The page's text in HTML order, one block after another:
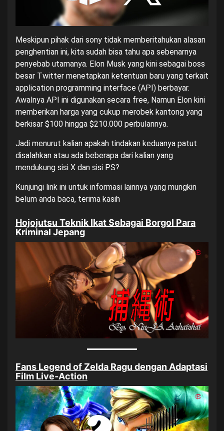
Meskipun pihak dari sony tidak memberitahukan alasan
penghentian ini, kita sudah bisa tahu apa sebenarnya
penyebab utamanya. Elon Musk yang kini sebagai boss
besar Twitter menetapkan ketentuan baru yang terkait
application programming interface (API) berbayar.
Awalnya API ini digunakan secara free, Namun Elon kini
memberikan harga yang cukup merobek kantong yang
berkisar $100 hingga $210.000 perbulannya.
Jadi menurut kalian apakah tindakan keduanya patut
disalahkan atau ada beberapa dari kalian yang
mendukung sisi X dan sisi PS?
Kunjungi link ini untuk informasi lainnya yang mungkin
belum anda baca, terima kasih
Hojojutsu Teknik Ikat Sebagai Borgol Para
Kriminal Jepang
Fans Legend of Zelda Ragu dengan Adaptasi
Film Live-Action